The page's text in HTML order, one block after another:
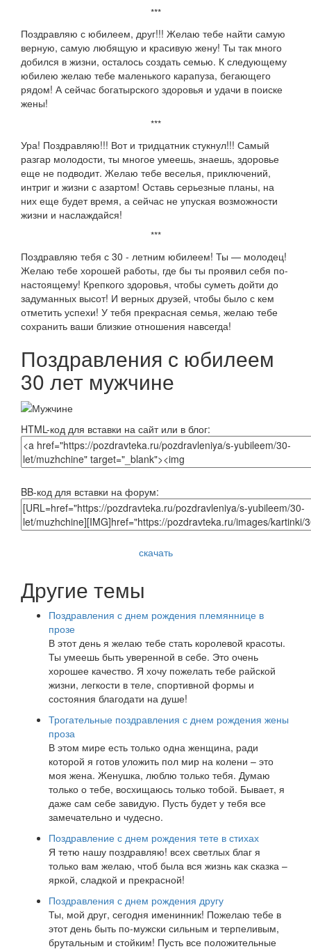
***
Поздравляю с юбилеем, друг!!! Желаю тебе найти самую
верную, самую любящую и красивую жену! Ты так много
добился в жизни, осталось создать семью. К следующему
юбилею желаю тебе маленького карапуза, бегающего
рядом! А сейчас богатырского здоровья и удачи в поиске
жены!
***
Ура! Поздравляю!!! Вот и тридцатник стукнул!!! Самый
разгар молодости, ты многое умеешь, знаешь, здоровье
еще не подводит. Желаю тебе веселья, приключений,
интриг и жизни с азартом! Оставь серьезные планы, на
них еще будет время, а сейчас не упуская возможности
жизни и наслаждайся!
***
Поздравляю тебя с 30 - летним юбилеем! Ты — молодец!
Желаю тебе хорошей работы, где бы ты проявил себя по-
настоящему! Крепкого здоровья, чтобы суметь дойти до
задуманных высот! И верных друзей, чтобы было с кем
отметить успехи! У тебя прекрасная семья, желаю тебе
сохранить ваши близкие отношения навсегда!
Поздравления с юбилеем
30 лет мужчине
HTML-код для вставки на сайт или в блог:
BB-код для вставки на форум:
скачать
Другие темы
Поздравления с днем рождения племяннице в
прозе
В этот день я желаю тебе стать королевой красоты.
Ты умеешь быть уверенной в себе. Это очень
хорошее качество. Я хочу пожелать тебе райской
жизни, легкости в теле, спортивной формы и
состояния благодати на душе!
Трогательные поздравления с днем рождения жены
проза
В этом мире есть только одна женщина, ради
которой я готов уложить пол мир на колени – это
моя жена. Женушка, люблю только тебя. Думаю
только о тебе, восхищаюсь только тобой. Бывает, я
даже сам себе завидую. Пусть будет у тебя все
замечательно и чудесно.
Поздравление с днем рождения тете в стихах
Я тетю нашу поздравляю! всех светлых благ я
только вам желаю, чтоб была вся жизнь как сказка –
яркой, сладкой и прекрасной!
Поздравления с днем рождения другу
Ты, мой друг, сегодня именинник! Пожелаю тебе в
этот день быть по-мужски сильным и терпеливым,
брутальным и стойким! Пусть все положительные